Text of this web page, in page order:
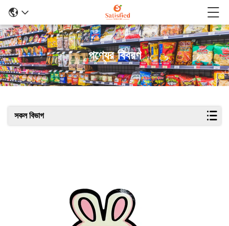
পণ্যের বিবরণ
সকল বিভাগ